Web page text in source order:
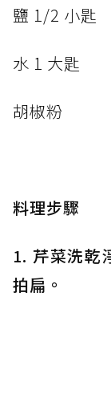
鹽 1/2 小匙
水 1 大匙
胡椒粉
料理步驟
1. 芹菜洗乾
拍扁。